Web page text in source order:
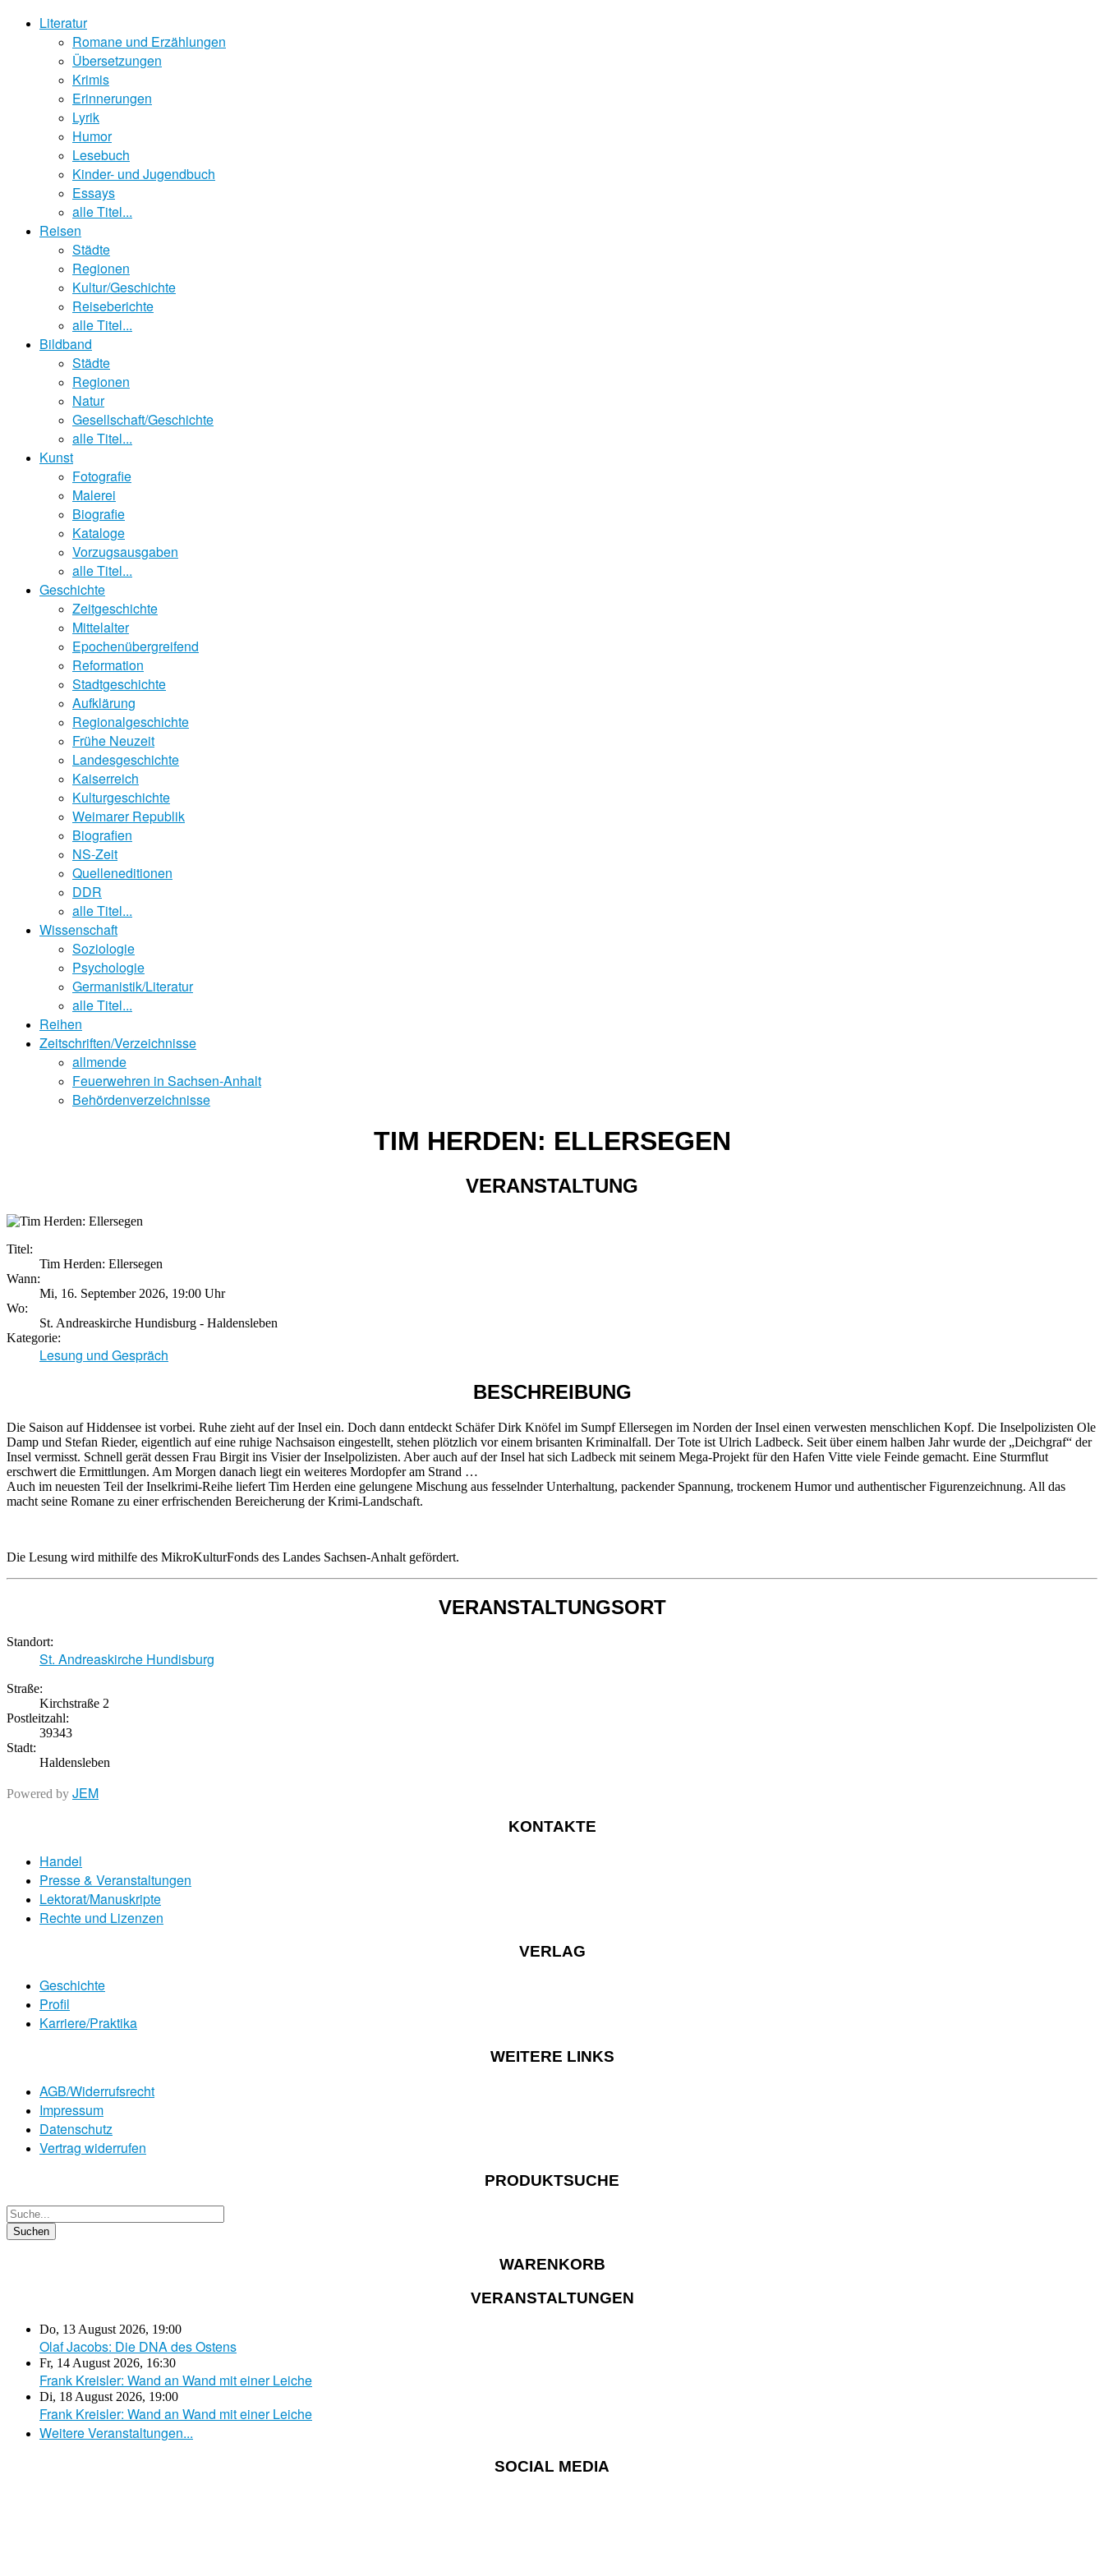
Literatur
Romane und Erzählungen
Übersetzungen
Krimis
Erinnerungen
Lyrik
Humor
Lesebuch
Kinder- und Jugendbuch
Essays
alle Titel...
Reisen
Städte
Regionen
Kultur/Geschichte
Reiseberichte
alle Titel...
Bildband
Städte
Regionen
Natur
Gesellschaft/Geschichte
alle Titel...
Kunst
Fotografie
Malerei
Biografie
Kataloge
Vorzugsausgaben
alle Titel...
Geschichte
Zeitgeschichte
Mittelalter
Epochenübergreifend
Reformation
Stadtgeschichte
Aufklärung
Regionalgeschichte
Frühe Neuzeit
Landesgeschichte
Kaiserreich
Kulturgeschichte
Weimarer Republik
Biografien
NS-Zeit
Quelleneditionen
DDR
alle Titel...
Wissenschaft
Soziologie
Psychologie
Germanistik/Literatur
alle Titel...
Reihen
Zeitschriften/Verzeichnisse
allmende
Feuerwehren in Sachsen-Anhalt
Behördenverzeichnisse
TIM HERDEN: ELLERSEGEN
VERANSTALTUNG
Titel:
Tim Herden: Ellersegen
Wann:
Mi, 16. September 2026, 19:00 Uhr
Wo:
St. Andreaskirche Hundisburg - Haldensleben
Kategorie:
Lesung und Gespräch
BESCHREIBUNG
Die Saison auf Hiddensee ist vorbei. Ruhe zieht auf der Insel ein. Doch dann entdeckt Schäfer Dirk Knöfel im Sumpf Ellersegen im Norden der Insel einen verwesten menschlichen Kopf. Die Inselpolizisten Ole
Damp und Stefan Rieder, eigentlich auf eine ruhige Nachsaison eingestellt, stehen plötzlich vor einem brisanten Kriminalfall. Der Tote ist Ulrich Ladbeck. Seit über einem halben Jahr wurde der „Deichgraf“ der
Insel vermisst. Schnell gerät dessen Frau Birgit ins Visier der Inselpolizisten. Aber auch auf der Insel hat sich Ladbeck mit seinem Mega-Projekt für den Hafen Vitte viele Feinde gemacht. Eine Sturmflut
erschwert die Ermittlungen. Am Morgen danach liegt ein weiteres Mordopfer am Strand …
Auch im neuesten Teil der Inselkrimi-Reihe liefert Tim Herden eine gelungene Mischung aus fesselnder Unterhaltung, packender Spannung, trockenem Humor und authentischer Figurenzeichnung. All das
macht seine Romane zu einer erfrischenden Bereicherung der Krimi-Landschaft.
Die Lesung wird mithilfe des MikroKulturFonds des Landes Sachsen-Anhalt gefördert.
VERANSTALTUNGSORT
Standort:
St. Andreaskirche Hundisburg
Straße:
Kirchstraße 2
Postleitzahl:
39343
Stadt:
Haldensleben
Powered by JEM
KONTAKTE
Handel
Presse & Veranstaltungen
Lektorat/Manuskripte
Rechte und Lizenzen
VERLAG
Geschichte
Profil
Karriere/Praktika
WEITERE LINKS
AGB/Widerrufsrecht
Impressum
Datenschutz
Vertrag widerrufen
PRODUKTSUCHE
WARENKORB
VERANSTALTUNGEN
Do, 13 August 2026, 19:00
Olaf Jacobs: Die DNA des Ostens
Fr, 14 August 2026, 16:30
Frank Kreisler: Wand an Wand mit einer Leiche
Di, 18 August 2026, 19:00
Frank Kreisler: Wand an Wand mit einer Leiche
Weitere Veranstaltungen...
SOCIAL MEDIA